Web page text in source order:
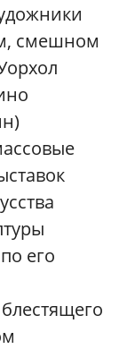
смешном
его